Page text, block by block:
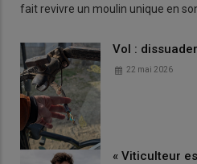
fait revivre un moulin unique en
Vol :
22 mai 2026
« Viticulteur